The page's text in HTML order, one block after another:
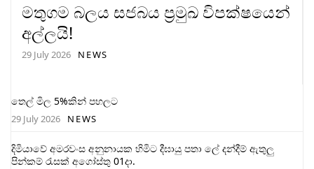
මතුගම බලය සජබය ප්‍රමුඛ විපක්ෂයෙන්
අල්ලයි!
29 July 2026 NEWS
තෙල් මිල 5%කින් පහලට
29 July 2026 NEWS
දිමියාවේ අමරවංස අනුනායක හිමිට දීඝායු පතා ලේ දන්දීම් ඇතුලු
පින්කම් රැසක් අගෝස්තු 01දා.